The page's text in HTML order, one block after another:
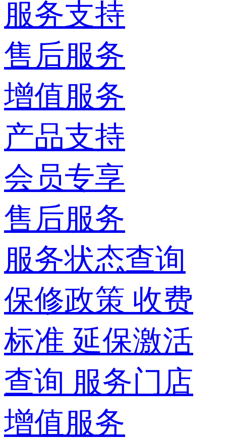
服务支持
售后服务
增值服务
产品支持
会员专享
售后服务
服务状态查询
保修政策 收费
标准 延保激活
查询 服务门店
增值服务